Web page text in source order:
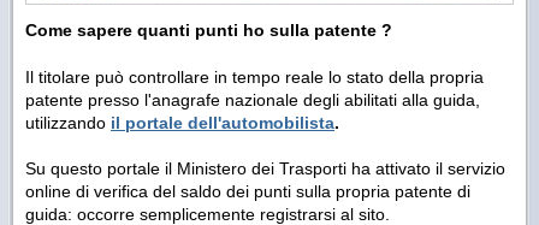
Come sapere quanti punti ho sulla patente ?
Il titolare può controllare in tempo reale lo stato della propria
patente presso l'anagrafe nazionale degli abilitati alla guida,
utilizzando il portale dell'automobilista.
Su questo portale il Ministero dei Trasporti ha attivato il servizio
online di verifica del saldo dei punti sulla propria patente di
guida: occorre semplicemente registrarsi al sito.